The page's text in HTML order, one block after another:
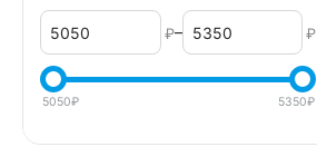
₽– ₽
5050₽ 5350₽